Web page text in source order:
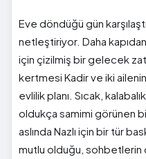
Eve döndüğü gün
netleştiriyor. Daha
için çizilmiş bir gelecek
kertmesi Kadir ve iki
evlilik planı. Sıcak,
oldukça samimi görünen
aslında Nazlı için bir tür
mutlu olduğu, sohbetlerin